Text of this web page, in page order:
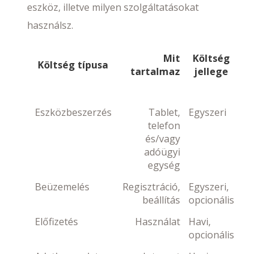
eszköz, illetve milyen szolgáltatásokat
használsz.
Költség típusa
Mit
tartalmaz
Költség
jellege
Eszközbeszerzés
Tablet,
telefon
és/vagy
adóügyi
egység
Egyszeri
Beüzemelés
Regisztráció,
beállítás
Egyszeri,
opcionális
Előfizetés
Használat
Havi,
opcionális